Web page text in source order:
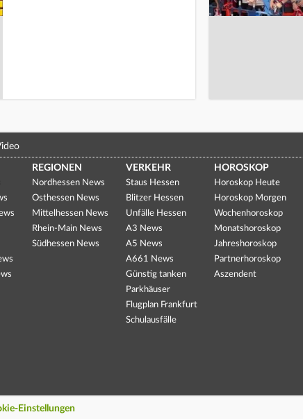
REGIONEN
Nordhessen News
Osthessen News
Mittelhessen News
Rhein-Main News
Südhessen News
VERKEHR
Staus Hessen
Blitzer Hessen
Unfälle Hessen
A3 News
A5 News
A661 News
Günstig tanken
Parkhäuser
Flugplan Frankfurt
Schulausfälle
HOROSKOP
Horoskop Heute
Horoskop Morgen
Wochenhoroskop
Monatshoroskop
Jahreshoroskop
Partnerhoroskop
Aszendent
Einstellungen